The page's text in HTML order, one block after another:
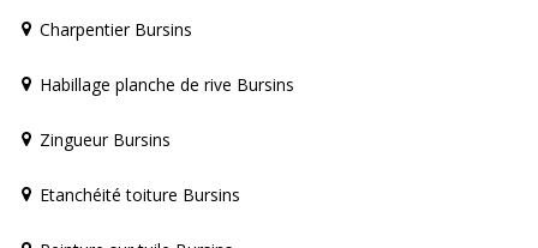
Charpentier Bursins
Habillage planche de rive Bursins
Zingueur Bursins
Etanchéité toiture Bursins